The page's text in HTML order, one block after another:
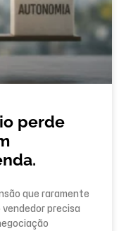
perde
que raramente
vendedor precisa